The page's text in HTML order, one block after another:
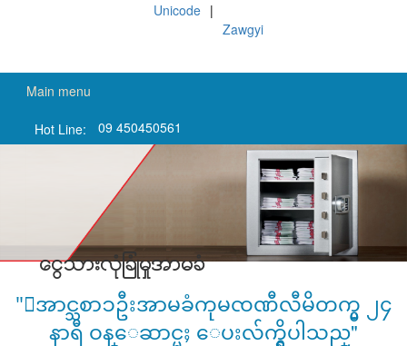
Unicode
Zawgyi
Main menu
Hot Line: 09 450450561
ေငြသားလုံျခံဳမႈအာမခံ
"ေအာင္သစာၥဦးအာမခံကုမၸဏီလီမိတက္မွ ၂၄
နာရီ ဝန္ေဆာင္မႈ ေပးလ်က္ရွိပါသည္"